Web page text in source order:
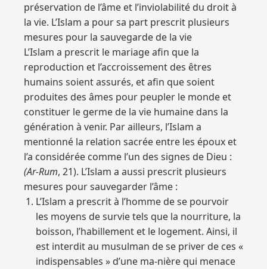
préservation de l’âme et l’inviolabilité du droit à
la vie. L’Islam a pour sa part prescrit plusieurs
mesures pour la sauvegarde de la vie
L’Islam a prescrit le mariage afin que la
reproduction et l’accroissement des êtres
humains soient assurés, et afin que soient
produites des âmes pour peupler le monde et
constituer le germe de la vie humaine dans la
génération à venir. Par ailleurs, l’Islam a
mentionné la relation sacrée entre les époux et
l’a considérée comme l’un des signes de Dieu :
(Ar-Rum, 21). L’Islam a aussi prescrit plusieurs
mesures pour sauvegarder l’âme :
L’Islam a prescrit à l’homme de se pourvoir
les moyens de survie tels que la nourriture, la
boisson, l’habillement et le logement. Ainsi, il
est interdit au musulman de se priver de ces «
indispensables » d’une ma-nière qui menace